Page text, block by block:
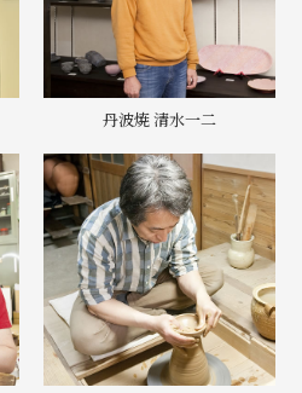
丹波焼 清水一二